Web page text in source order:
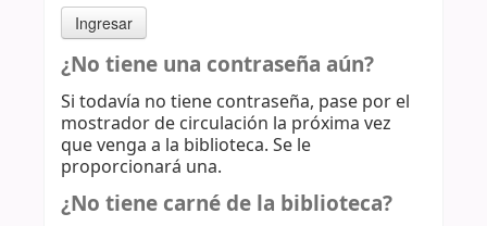
¿No tiene una contraseña aún?
Si todavía no tiene contraseña, pase por el
mostrador de circulación la próxima vez
que venga a la biblioteca. Se le
proporcionará una.
¿No tiene carné de la biblioteca?